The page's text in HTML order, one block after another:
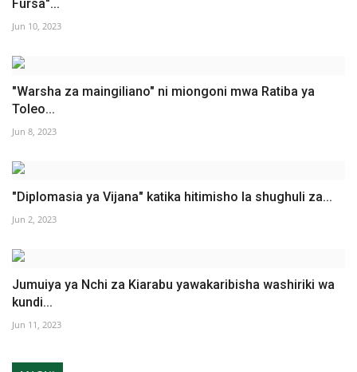
Fursa"...
Jun 10, 2023
"Warsha za maingiliano" ni miongoni mwa Ratiba ya
Toleo...
Jun 8, 2023
"Diplomasia ya Vijana" katika hitimisho la shughuli za...
Jun 2, 2023
Jumuiya ya Nchi za Kiarabu yawakaribisha washiriki wa
kundi...
Jun 11, 2023